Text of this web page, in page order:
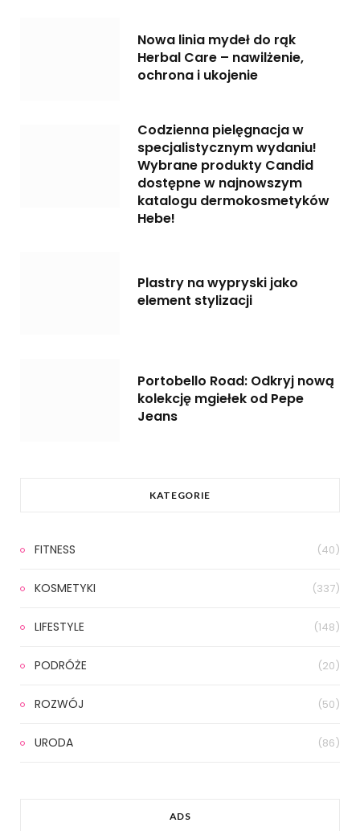
Nowa linia mydeł do rąk
Herbal Care – nawilżenie,
ochrona i ukojenie
Codzienna pielęgnacja w
specjalistycznym wydaniu!
Wybrane produkty Candid
dostępne w najnowszym
katalogu dermokosmetyków
Hebe!
Plastry na wypryski jako
element stylizacji
Portobello Road: Odkryj nową
kolekcję mgiełek od Pepe
Jeans
KATEGORIE
FITNESS (40)
KOSMETYKI (337)
LIFESTYLE (148)
PODRÓŻE (20)
ROZWÓJ (50)
URODA (86)
ADS